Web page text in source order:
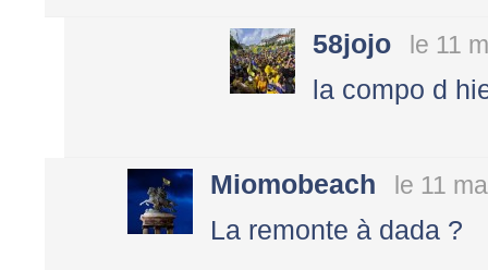
58jojo le 11
la compo d
Miomobeach le 11
La remonte à dada ?